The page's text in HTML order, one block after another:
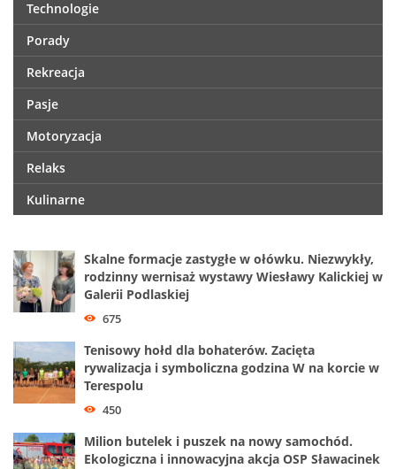
Technologie
Porady
Rekreacja
Pasje
Motoryzacja
Relaks
Kulinarne
Skalne formacje zastygłe w ołówku. Niezwykły,
rodzinny wernisaż wystawy Wiesławy Kalickiej w
Galerii Podlaskiej
675
Tenisowy hołd dla bohaterów. Zacięta
rywalizacja i symboliczna godzina W na korcie w
Terespolu
450
Milion butelek i puszek na nowy samochód.
Ekologiczna i innowacyjna akcja OSP Sławacinek